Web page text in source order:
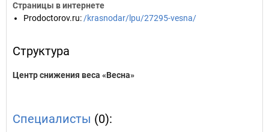
Страницы в интернете
Prodoctorov.ru: /krasnodar/lpu/27295-vesna/
Структура
Центр снижения веса «Весна»
Специалисты (0):